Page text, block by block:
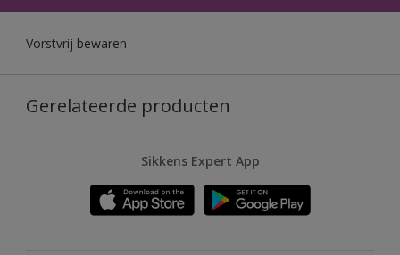
Vorstvrij bewaren
Gerelateerde producten
Sikkens Expert App